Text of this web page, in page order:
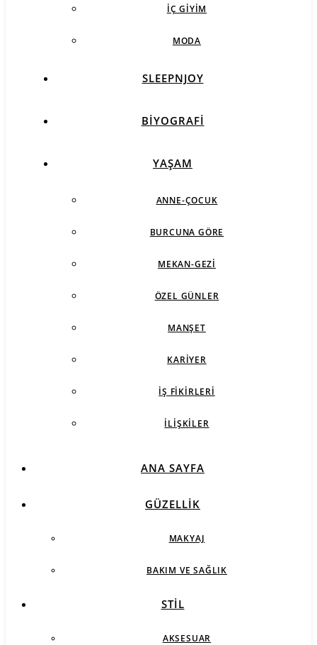
İÇ GIYIM
MODA
SLEEPNJOY
BIYOGRAFI
YAŞAM
ANNE-ÇOCUK
BURCUNA GÖRE
MEKAN-GEZI
ÖZEL GÜNLER
MANŞET
KARIYER
İŞ FIKIRLERI
İLIŞKILER
ANA SAYFA
GÜZELLIK
MAKYAJ
BAKIM VE SAĞLIK
STIL
AKSESUAR